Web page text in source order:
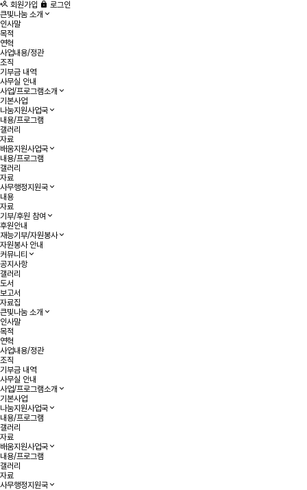
회원가입
로그인
큰빛나눔 소개
인사말
목적
연혁
사업내용/정관
조직
기부금 내역
사무실 안내
사업/프로그램소개
기본사업
나눔지원사업국
내용/프로그램
갤러리
자료
배움지원사업국
내용/프로그램
갤러리
자료
사무행정지원국
내용
자료
기부/후원 참여
후원안내
재능기부/자원봉사
자원봉사 안내
커뮤니티
공지사항
갤러리
도서
보고서
자료집
큰빛나눔 소개
인사말
목적
연혁
사업내용/정관
조직
기부금 내역
사무실 안내
사업/프로그램소개
기본사업
나눔지원사업국
내용/프로그램
갤러리
자료
배움지원사업국
내용/프로그램
갤러리
자료
사무행정지원국